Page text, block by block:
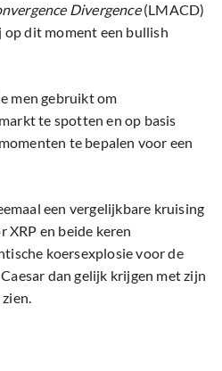
Divergence(LMACD)
dit moment een bullish
men gebruikt om
te spotten en op basis
te bepalen voor een
een vergelijkbare kruising
XRP en beide keren
koersexplosie voor de
dan gelijk krijgen met zijn